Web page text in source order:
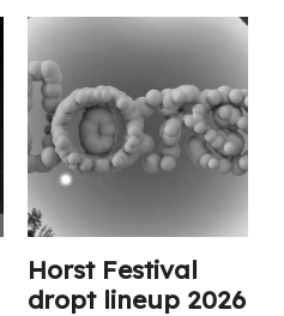
Horst Festival
dropt lineup 2026